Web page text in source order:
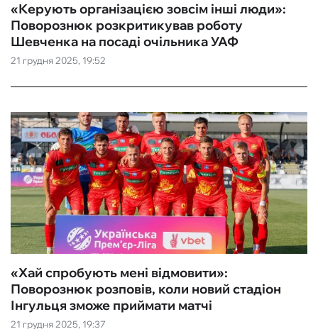
21 грудня 2025, 19:52
«Керують організацією зовсім інші люди»:
Поворознюк розкритикував роботу
Шевченка на посаді очільника УАФ
21 грудня 2025, 19:37
«Хай спробують мені відмовити»:
Поворознюк розповів, коли новий стадіон
Інгульця зможе приймати матчі